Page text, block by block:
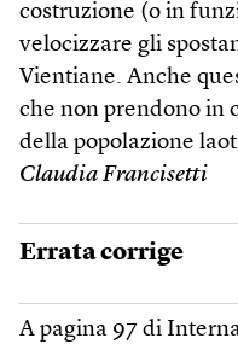
costruzione (o in
velocizzare gli
Vientiane. Anche
che non prendono in
della popolazione
Claudia Francisetti
Errata corrige
A pagina 97 di